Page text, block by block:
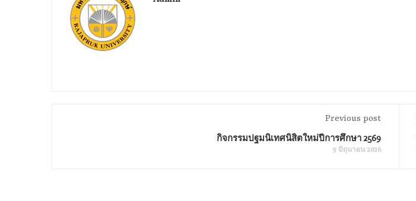
Previous post
กิจกรรมปฐมนิเทศนิสิตใหม่ปีการศึกษา 2569
9 มิถุนายน 2026